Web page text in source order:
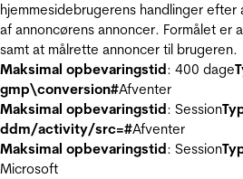
hjemmesidebrugerens handlinger
af annoncørens annoncer. Formålet er
samt at målrette annoncer til brugeren.
Maksimal opbevaringstid: 400 dage
gmp\conversion#Afventer
Maksimal opbevaringstid: Session
ddm/activity/src=#Afventer
Maksimal opbevaringstid: Session
Microsoft